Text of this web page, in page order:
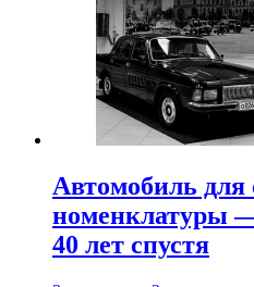
Автомобиль для
номенклатуры
40 лет спустя